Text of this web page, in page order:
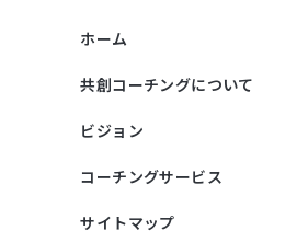
ホーム
共創コーチングについて
ビジョン
コーチングサービス
サイトマップ